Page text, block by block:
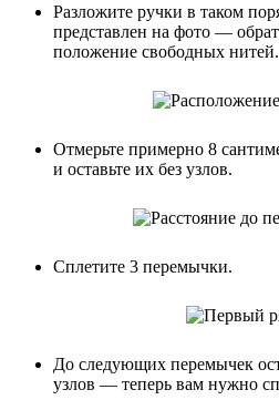
Разложите ручки в таком
представлен на фото —
положение свободных нитей.
Отмерьте примерно 8
и оставьте их без узлов.
Сплетите 3 перемычки.
До следующих перемычек
узлов — теперь вам нужно